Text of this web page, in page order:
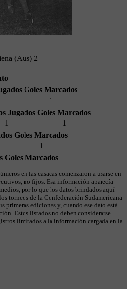
(Aus) 2
Goles Marcados
1
Jugados Goles Marcados
1
1
Goles Marcados
1
Goles Marcados
en las casacas comenzaron a usarse en
no fijos. Esa información aparecía
por lo que los datos brindados aquí
torneos de la Confederación Sudamericana
primeras ediciones y, cuando ese dato está
Estos listados no deben considerarse
limitados a la información cargada en la